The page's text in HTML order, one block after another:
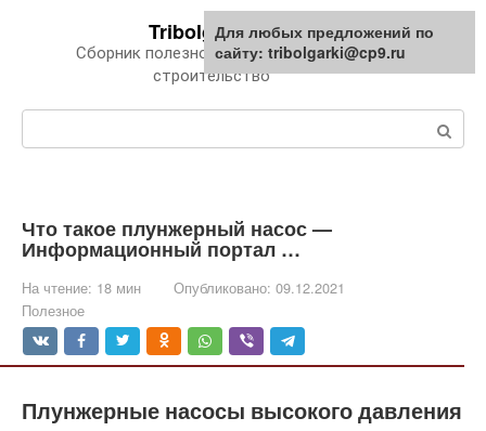
Tribolgarki.ru
Сборник полезной информации про
строительство
Что такое плунжерный насос —
Информационный портал …
На чтение: 18 мин Опубликовано: 09.12.2021
Полезное
Плунжерные насосы высокого давления
Для любых предложений по
сайту: tribolgarki@cp9.ru